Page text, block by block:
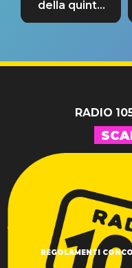
della quinta
tappa
RADIO
REGOLAMENTI